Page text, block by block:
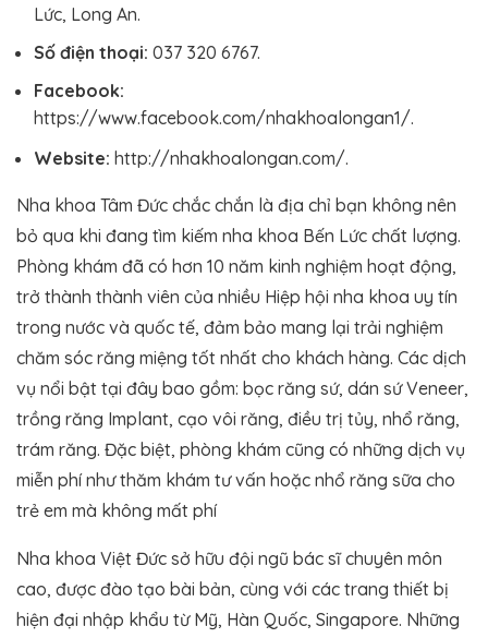
Lức, Long An.
Số điện thoại: 037 320 6767.
Facebook:
https://www.facebook.com/nhakhoalongan1/.
Website: http://nhakhoalongan.com/.
Nha khoa Tâm Đức chắc chắn là địa chỉ bạn không nên
bỏ qua khi đang tìm kiếm nha khoa Bến Lức chất lượng.
Phòng khám đã có hơn 10 năm kinh nghiệm hoạt động,
trở thành thành viên của nhiều Hiệp hội nha khoa uy tín
trong nước và quốc tế, đảm bảo mang lại trải nghiệm
chăm sóc răng miệng tốt nhất cho khách hàng. Các dịch
vụ nổi bật tại đây bao gồm: bọc răng sứ, dán sứ Veneer,
trồng răng Implant, cạo vôi răng, điều trị tủy, nhổ răng,
trám răng. Đặc biệt, phòng khám cũng có những dịch vụ
miễn phí như thăm khám tư vấn hoặc nhổ răng sữa cho
trẻ em mà không mất phí​
Nha khoa Việt Đức sở hữu đội ngũ bác sĩ chuyên môn
cao, được đào tạo bài bản, cùng với các trang thiết bị
hiện đại nhập khẩu từ Mỹ, Hàn Quốc, Singapore. Những